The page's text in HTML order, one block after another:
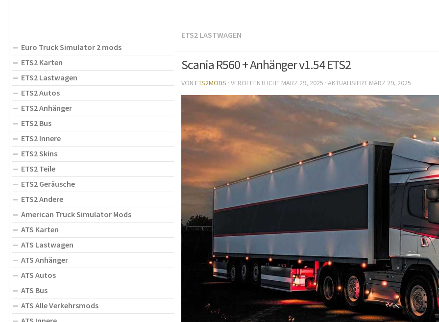
ETS2 LASTWAGEN
Scania R560 + Anhänger v1.54 ETS2
VON ETS2MODS · VERÖFFENTLICHT MÄRZ 29, 2025 · AKTUALISIERT MÄRZ 29, 2025
Euro Truck Simulator 2 mods
ETS2 Karten
ETS2 Lastwagen
ETS2 Autos
ETS2 Anhänger
ETS2 Bus
ETS2 Innere
ETS2 Skins
ETS2 Teile
ETS2 Geräusche
ETS2 Andere
American Truck Simulator Mods
ATS Karten
ATS Lastwagen
ATS Anhänger
ATS Autos
ATS Bus
ATS Alle Verkehrsmods